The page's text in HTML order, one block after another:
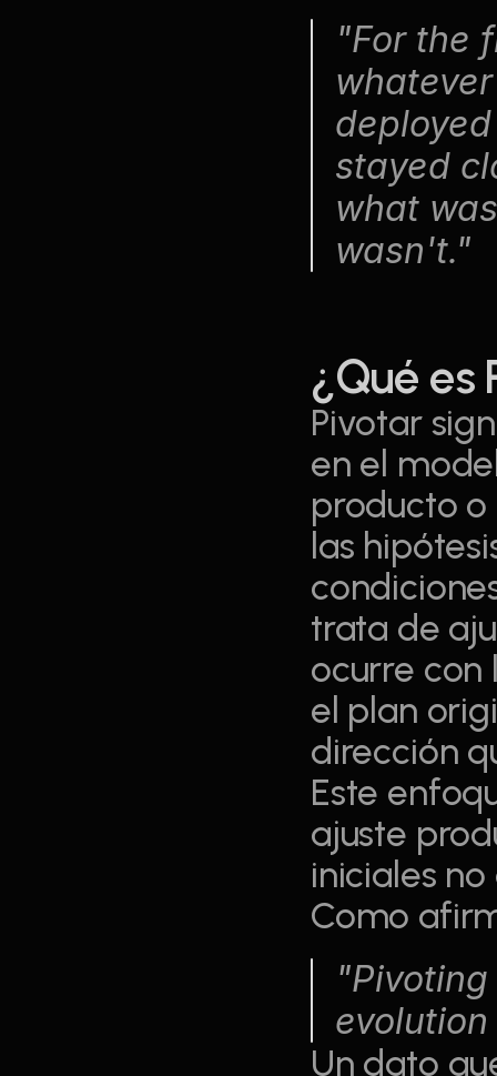
"For the
stayed
what
wasn't."
¿Qué es
Pivotar
en el
producto
las
trata de
ocurre con
el plan
dirección
Este
ajuste
iniciales
Como
Un dato